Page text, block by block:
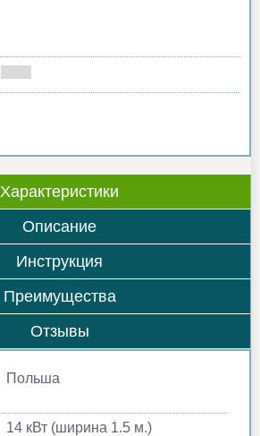
Характеристики
Описание
Инструкция
Преимущества
Отзывы
Польша
14 кВт (ширина 1.5 м.)